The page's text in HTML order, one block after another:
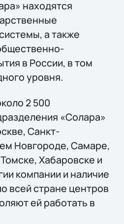
находятся
а также
в России, в том
уровня.
2 500
«Солара»
Санкт-
Новгороде, Самаре,
Хабаровске и
компании и наличие
всей стране центров
ей работать в